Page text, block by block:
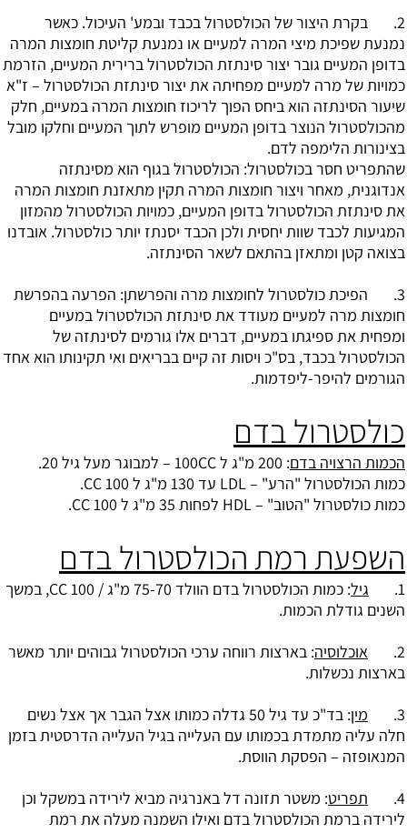
2. בקרת היצור של הכולסטרול בכבד ובמע' העיכול. כאשר
נמנעת שפיכת מיצי המרה למעיים או נמנעת קליטת חומצות המרה
בדופן המעיים גובר יצור סינתזת הכולסטרול ברירית המעיים, הזרמת
כמויות של מרה למעיים מפחיתה את יצור סינתזת הכולסטרול – ז"א
שיעור הסינתזה הוא ביחס הפוך לריכוז חומצות המרה במעיים, חלק
מהכולסטרול הנוצר בדופן המעיים מופרש לתוך המעיים וחלקו מובל
בצינורות הלימפה לדם.
שהתפריט חסר בכולסטרול: הכולסטרול בגוף הוא מסינתזה
אנדוגנית, מאחר ויצור חומצות המרה תקין מתאזנת חומצות המרה
את סינתזת הכולסטרול בדופן המעיים, כמויות הכולסטרול מהמזון
המגיעות לכבד שוות יחסית ולכן הכבד יסנתז יותר כולסטרול. אובדנו
בצואה קטן ומתאזן בהתאם לשאר הסינתזה.
3. הפיכת כולסטרול לחומצות מרה והפרשתן: הפרעה בהפרשת
חומצות מרה למעיים מעודד את סינתזת הכולסטרול במעיים
ומפחית את ספיגתו במעיים, דברים אלו גורמים לסינתזה של
הכולסטרול בכבד, בס"כ ויסות זה קיים בבריאים ואי תקינותו הוא אחד
הגורמים להיפר-ליפדמות.
כולסטרול בדם
הכמות הרצויה בדם: 200 מ"ג ל 100CC – למבוגר מעל גיל 20.
כמות הכולסטרול "הרע" – LDL עד 130 מ"ג ל CC 100.
כמות כולסטרול "הטוב" – HDL לפחות 35 מ"ג ל CC 100.
השפעת רמת הכולסטרול בדם
1. גיל
: כמות הכולסטרול בדם הוולד 75-70 מ"ג / CC 100, במשך
השנים גודלת הכמות.
2.
אוכלוסיה: בארצות רווחה ערכי הכולסטרול גבוהים יותר מאשר
בארצות נכשלות.
3.
מין
: בד"כ עד גיל 50 גדלה כמותו אצל הגבר אך אצל נשים
חלה עליה מתמדת בכמותו עם העלייה בגיל העלייה הדרסטית בזמן
המנאופזה – הפסקת הווסת.
4.
תפריט: משטר תזונה דל באנרגיה מביא לירידה במשקל וכן
לירידה ברמת הכולסטרול בדם ואילו השמנה מעלה את רמת